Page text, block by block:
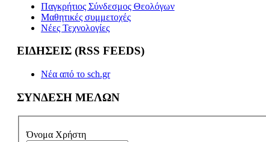
Παγκρήτιος Σύνδεσμος Θεολόγων
Μαθητικές συμμετοχές
Νέες Τεχνολογίες
ΕΙΔΗΣΕΙΣ (RSS FEEDS)
Νέα από το sch.gr
ΣΥΝΔΕΣΗ ΜΕΛΩΝ
Όνομα Χρήστη